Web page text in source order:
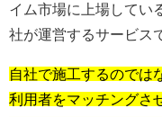
イム市場に上場してい
社が運営するサービス
自社で施工するのでは
利用者をマッチングさ